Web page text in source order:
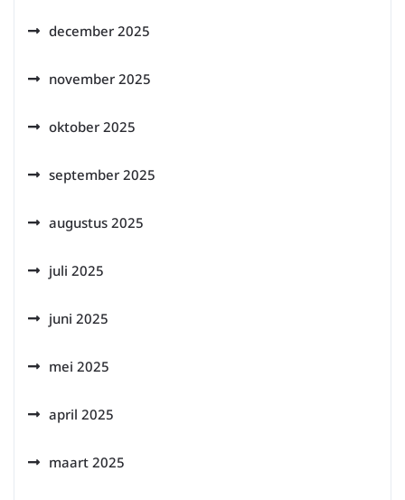
december 2025
november 2025
oktober 2025
september 2025
augustus 2025
juli 2025
juni 2025
mei 2025
april 2025
maart 2025